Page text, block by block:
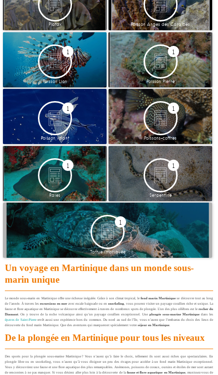
Platax Poisson Anges des Caraïbes
1
Poisson Lion
1
Poisson Pierre
1
Poisson volant
1
Poissons-coffres
1
Raies
1
Serpentine
1
Tortue imbriquée
Un voyage en Martinique dans un monde sous-
marin unique
Le monde sous-marin en Martinique offre une richesse inégalée. Grâce à son climat tropical, lefond marin Martinique se découvre tout au long
de l’année. À travers les excursions en mer avec escale baignade ou en snorkeling, vous pourrez visiter un paysage corallien riche et unique. La
faune et flore aquatique en Martinique se découvre effectivement à travers de nombreux spots de plongée. L’un des plus célèbres est lerocher du
Diamant. On y trouve de la roche volcanique ainsi qu’un paysage corallien exceptionnel. Une plongée sous-marine Martinique dans les
épaves de Saint-Pierrerevêt aussi une expérience hors du commun. Du nord au sud de l’île, vous n’aurez que l’embarras du choix des lieux de
découverte du fond marin Martinique. Que des aventures qui marqueront spécialement votre séjour en Martinique.
De la plongée en Martinique pour tous les niveaux
Des sports pour la plongée sous-marine Martinique ? Vous n’aurez qu’à faire le choix, tellement ils sont aussi riches que spectaculaires. En
plongée libre ou en snorkeling, vous n’aurez qu’à vous éloigner un peu des rivages pour accéder à un fond marin Martinique exceptionnel.
Vous y découvrirez une faune et une flore aquatique des plus remarquables. Anémones, poissons de coraux, oursins et étoiles de mer sont autant
de rencontres à ne pas manquer. Si vous désirez aller plus loin à la découverte de la faune et flore aquatique en Martinique, munissez-vous de